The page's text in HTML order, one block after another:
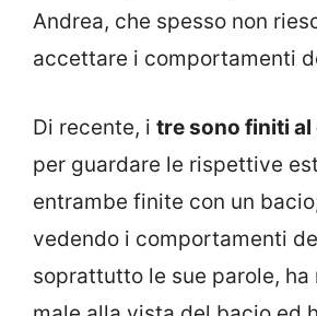
Andrea, che spesso non
accettare i comportamenti
Di recente, i tre sono finiti
per guardare le rispettive
entrambe finite con un
vedendo i comportamenti
soprattutto le sue parole,